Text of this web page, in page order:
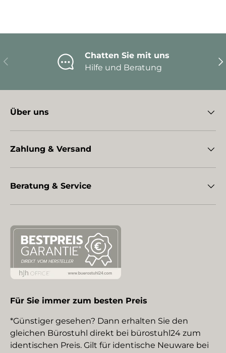
Vorherige
Chatten Sie mit uns
Hilfe und Beratung
Über uns
Zahlung & Versand
Beratung & Service
Für Sie immer zum besten Preis
*Günstiger gesehen? Dann erhalten Sie den
gleichen Bürostuhl direkt bei bürostuhl24 zum
identischen Preis. Gilt für identische Neuware bei